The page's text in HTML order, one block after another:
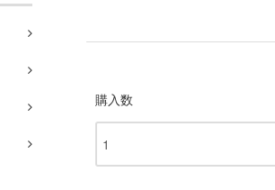
購入数